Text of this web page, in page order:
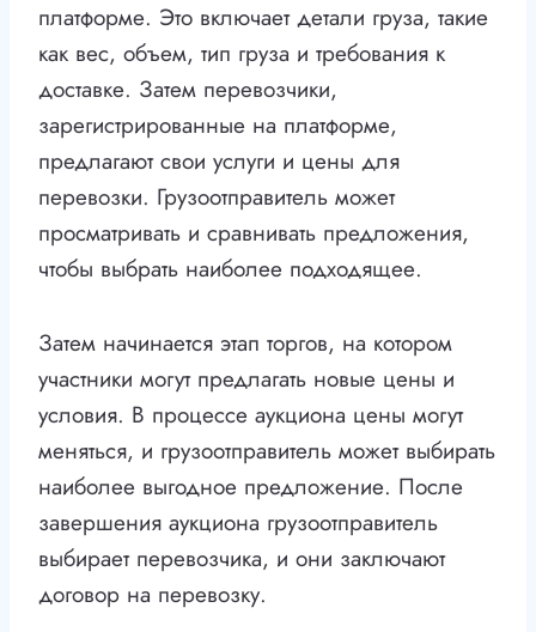
платформе. Это включает детали груза, такие
как вес, объем, тип груза и требования к
доставке. Затем перевозчики,
зарегистрированные на платформе,
предлагают свои услуги и цены для
перевозки. Грузоотправитель может
просматривать и сравнивать предложения,
чтобы выбрать наиболее подходящее.
Затем начинается этап торгов, на котором
участники могут предлагать новые цены и
условия. В процессе аукциона цены могут
меняться, и грузоотправитель может выбирать
наиболее выгодное предложение. После
завершения аукциона грузоотправитель
выбирает перевозчика, и они заключают
договор на перевозку.